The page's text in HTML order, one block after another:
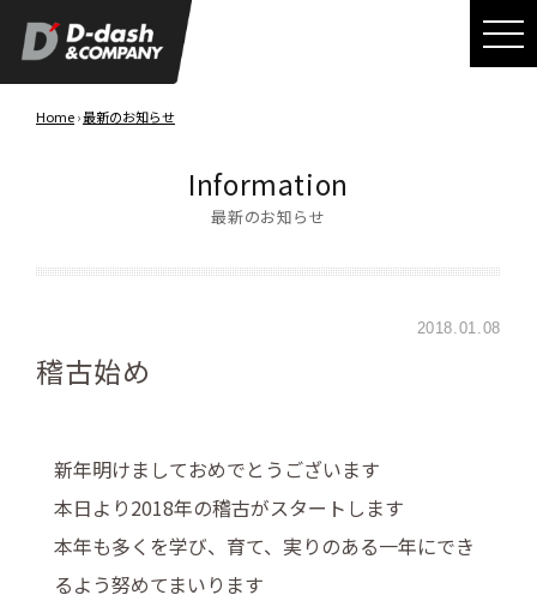
Home›最新のお知らせ
Information
最新のお知らせ
2018.01.08
稽古始め
新年明けましておめでとうございます
本日より2018年の稽古がスタートします
本年も多くを学び、育て、実りのある一年にでき
るよう努めてまいります